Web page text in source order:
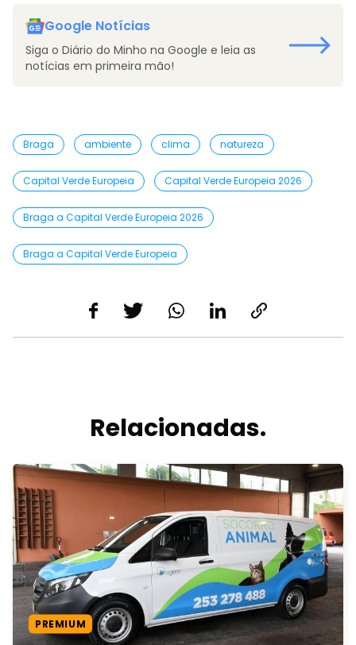
Google Notícias
Siga o Diário do Minho na Google e leia as
notícias em primeira mão!
Braga ambiente clima natureza
Capital Verde Europeia Capital Verde Europeia 2026
Braga a Capital Verde Europeia 2026
Braga a Capital Verde Europeia
Relacionadas.
PREMIUM